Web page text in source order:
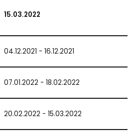
15.03.2022
04.12.2021 - 16.12.2021
07.01.2022 - 18.02.2022
20.02.2022 - 15.03.2022